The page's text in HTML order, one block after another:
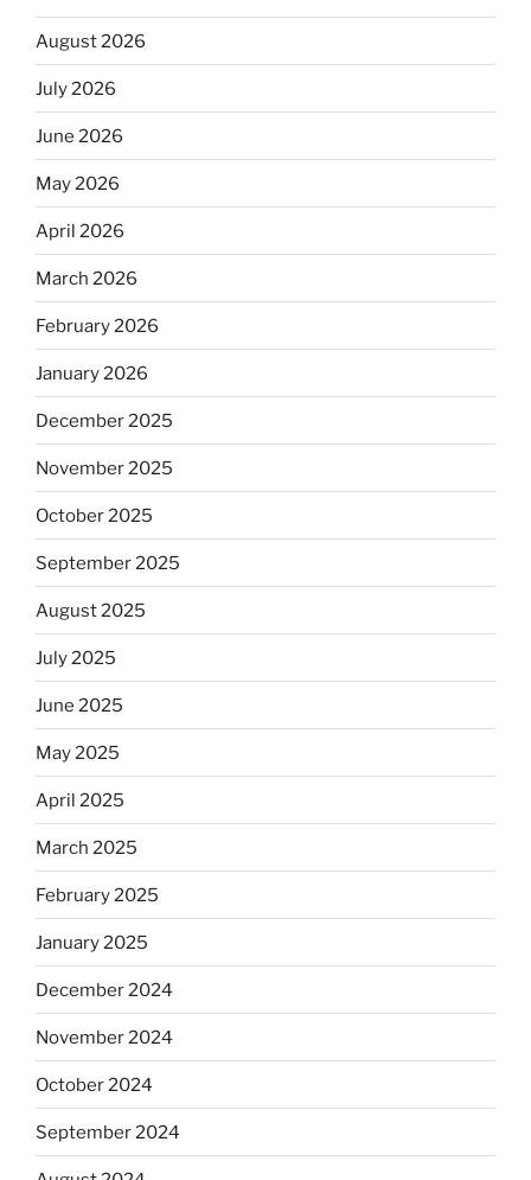
August 2026
July 2026
June 2026
May 2026
April 2026
March 2026
February 2026
January 2026
December 2025
November 2025
October 2025
September 2025
August 2025
July 2025
June 2025
May 2025
April 2025
March 2025
February 2025
January 2025
December 2024
November 2024
October 2024
September 2024